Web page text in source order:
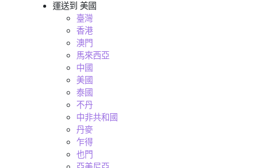
運送到 美國
臺灣
香港
澳門
馬來西亞
中國
美國
泰國
不丹
中非共和國
丹麥
乍得
也門